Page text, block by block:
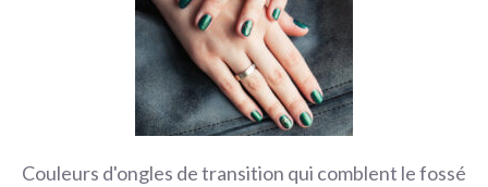
Couleurs d'ongles de transition qui comblent le fossé